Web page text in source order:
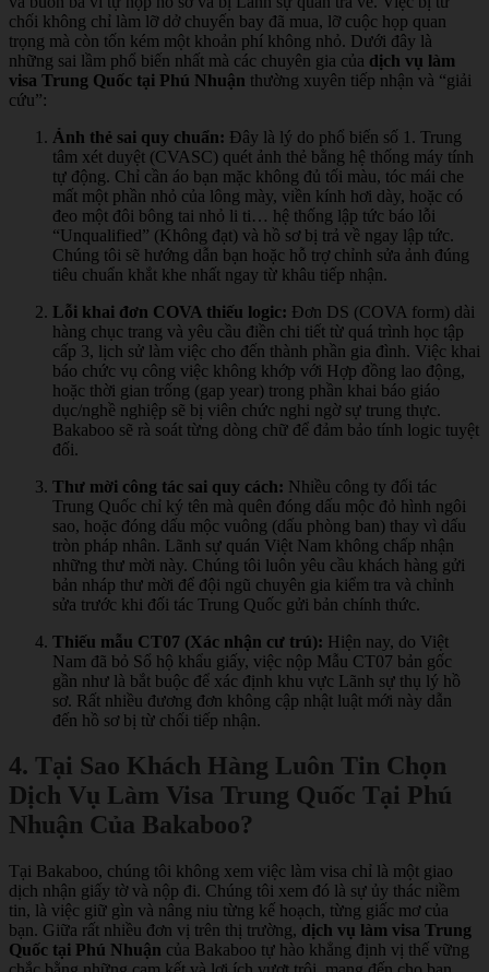
chối không chỉ làm lỡ dở chuyến bay đã mua, lỡ cuộc họp quan
trọng mà còn tốn kém một khoản phí không nhỏ. Dưới đây là
những sai lầm phổ biến nhất mà các chuyên gia của dịch vụ làm
visa Trung Quốc tại Phú Nhuận thường xuyên tiếp nhận và “giải
cứu”:
Ảnh thẻ sai quy chuẩn: Đây là lý do phổ biến số 1. Trung
tâm xét duyệt (CVASC) quét ảnh thẻ bằng hệ thống máy tính
tự động. Chỉ cần áo bạn mặc không đủ tối màu, tóc mái che
mất một phần nhỏ của lông mày, viền kính hơi dày, hoặc có
đeo một đôi bông tai nhỏ li ti… hệ thống lập tức báo lỗi
“Unqualified” (Không đạt) và hồ sơ bị trả về ngay lập tức.
Chúng tôi sẽ hướng dẫn bạn hoặc hỗ trợ chỉnh sửa ảnh đúng
tiêu chuẩn khắt khe nhất ngay từ khâu tiếp nhận.
Lỗi khai đơn COVA thiếu logic: Đơn DS (COVA form) dài
hàng chục trang và yêu cầu điền chi tiết từ quá trình học tập
cấp 3, lịch sử làm việc cho đến thành phần gia đình. Việc khai
báo chức vụ công việc không khớp với Hợp đồng lao động,
hoặc thời gian trống (gap year) trong phần khai báo giáo
dục/nghề nghiệp sẽ bị viên chức nghi ngờ sự trung thực.
Bakaboo sẽ rà soát từng dòng chữ để đảm bảo tính logic tuyệt
đối.
Thư mời công tác sai quy cách: Nhiều công ty đối tác
Trung Quốc chỉ ký tên mà quên đóng dấu mộc đỏ hình ngôi
sao, hoặc đóng dấu mộc vuông (dấu phòng ban) thay vì dấu
tròn pháp nhân. Lãnh sự quán Việt Nam không chấp nhận
những thư mời này. Chúng tôi luôn yêu cầu khách hàng gửi
bản nháp thư mời để đội ngũ chuyên gia kiểm tra và chỉnh
sửa trước khi đối tác Trung Quốc gửi bản chính thức.
Thiếu mẫu CT07 (Xác nhận cư trú): Hiện nay, do Việt
Nam đã bỏ Sổ hộ khẩu giấy, việc nộp Mẫu CT07 bản gốc
gần như là bắt buộc để xác định khu vực Lãnh sự thụ lý hồ
sơ. Rất nhiều đương đơn không cập nhật luật mới này dẫn
đến hồ sơ bị từ chối tiếp nhận.
4. Tại Sao Khách Hàng Luôn Tin Chọn
Dịch Vụ Làm Visa Trung Quốc Tại Phú
Nhuận Của Bakaboo?
Tại Bakaboo, chúng tôi không xem việc làm visa chỉ là một giao
dịch nhận giấy tờ và nộp đi. Chúng tôi xem đó là sự ủy thác niềm
tin, là việc giữ gìn và nâng niu từng kế hoạch, từng giấc mơ của
bạn. Giữa rất nhiều đơn vị trên thị trường, dịch vụ làm visa Trung
Quốc tại Phú Nhuận của Bakaboo tự hào khẳng định vị thế vững